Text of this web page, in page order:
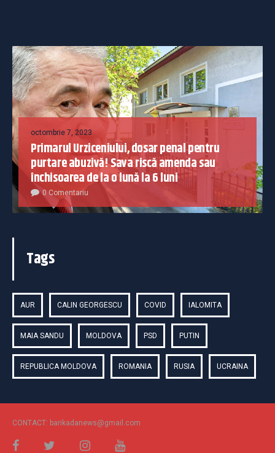
octombrie 7, 2023
Primarul Urziceniului, dosar penal pentru
purtare abuzivă! Sava riscă amenda sau
închisoarea de la o lună la 6 luni
0 Comentariu
Tags
AUR CALIN GEORGESCU COVID IALOMITA
MAIA SANDU MOLDOVA PSD PUTIN
REPUBLICA MOLDOVA ROMANIA RUSIA UCRAINA
CONTACT: barikadanews@gmail.com